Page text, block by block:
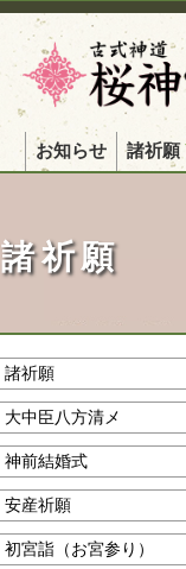
お知らせ 諸祈願
諸祈願
諸祈願
大中臣八方清メ
神前結婚式
安産祈願
初宮詣（お宮参り）